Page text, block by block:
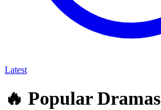
Latest
🔥 Popular Dramas